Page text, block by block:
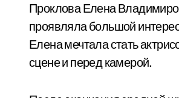
Проклова Елена
проявляла большой
Елена мечтала стать
сцене и перед камерой.